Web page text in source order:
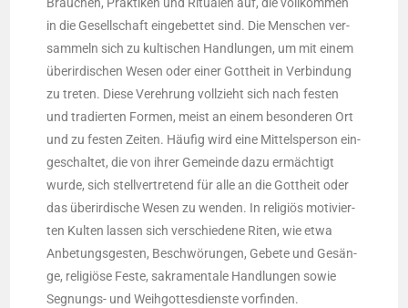
in die Gesell­schaft ein­ge­bet­tet sind. Die Men­schen ver­
sam­meln sich zu kul­ti­schen Hand­lun­gen, um mit einem
über­ir­di­schen Wesen oder einer Gott­heit in Ver­bin­dung
zu tre­ten. Die­se Ver­eh­rung voll­zieht sich nach fes­ten
und tra­dier­ten For­men, meist an einem beson­de­ren Ort
und zu fes­ten Zei­ten. Häu­fig wird eine Mit­tels­per­son ein­
ge­schal­tet, die von ihrer Gemein­de dazu ermäch­tigt
wur­de, sich stell­ver­tre­tend für alle an die Gott­heit oder
das über­ir­di­sche Wesen zu wen­den. In reli­gi­ös moti­vier­
ten Kul­ten las­sen sich ver­schie­de­ne Riten, wie etwa
Anbe­tungs­ges­ten, Beschwö­run­gen, Gebe­te und Gesän­
ge, reli­giö­se Fes­te, sakra­men­ta­le Hand­lun­gen sowie
Seg­nungs- und Weih­got­tes­diens­te vorfinden.